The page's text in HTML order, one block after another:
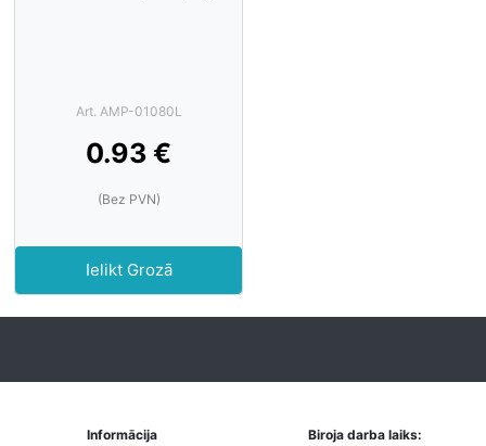
Art. AMP-01080L
0.93 €
(Bez PVN)
Ielikt Grozā
Informācija Biroja darba laiks: